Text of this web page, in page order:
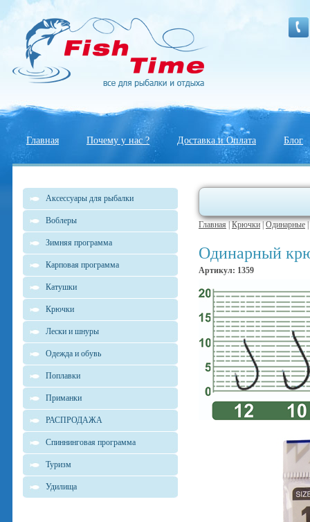
Главная Почему у нас ? Доставка и Оплата Блог
Аксессуары для рыбалки
Воблеры
Зимняя программа
Карповая программа
Катушки
Крючки
Лески и шнуры
Одежда и обувь
Поплавки
Приманки
РАСПРОДАЖА
Спиннинговая программа
Туризм
Удилища
Главная Крючки Одинарные
Одинарный
Артикул: 1359